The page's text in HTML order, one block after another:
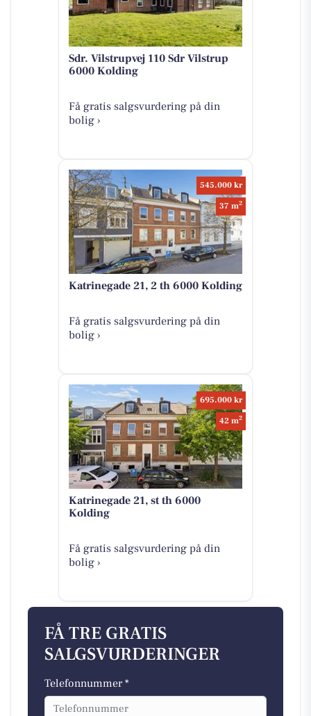
Sdr. Vilstrupvej 110 Sdr Vilstrup
6000 Kolding
Få gratis salgsvurdering på din
bolig ›
545.000 kr
37 m2
Katrinegade 21, 2 th 6000 Kolding
Få gratis salgsvurdering på din
bolig ›
695.000 kr
42 m2
Katrinegade 21, st th 6000
Kolding
Få gratis salgsvurdering på din
bolig ›
FÅ TRE GRATIS
SALGSVURDERINGER
Telefonnummer *